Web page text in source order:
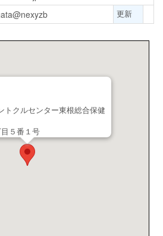
更新
トクルセンター東根総合保健
５番１号